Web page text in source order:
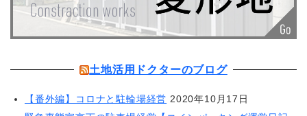
土地活用ドクターのブログ
【番外編】コロナと駐輪場経営 2020年10月17日